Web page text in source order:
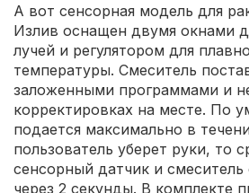
А вот сенсорная модель для
Излив оснащен двумя окнами
лучей и регулятором для
температуры. Смеситель
заложенными программами и
корректировках на месте. По
подается максимально в
пользователь уберет руки, то
сенсорный датчик и
через 2 секунды. В комплекте